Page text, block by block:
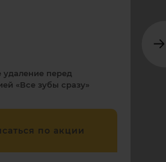
удаление перед
«Все зубы сразу»
по акции